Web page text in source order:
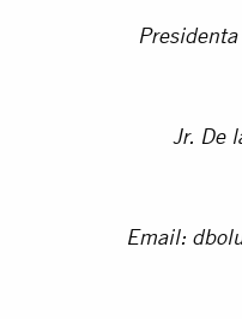
Jr. De
Email: